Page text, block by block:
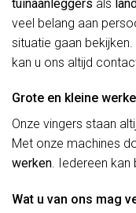
tuinaanleggers als
veel belang aan
situatie gaan
kan u ons altijd
Grote en kleine
Onze vingers staan
Met onze machines
werken. Iedereen kan
Wat u van ons mag